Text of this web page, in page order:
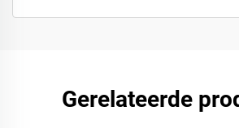
Gerelateerde